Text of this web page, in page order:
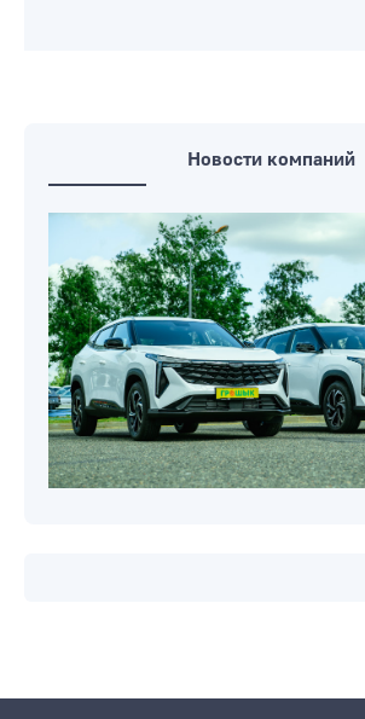
Новости компаний